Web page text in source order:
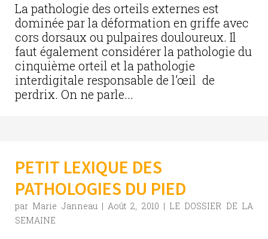
La pathologie des orteils externes est
dominée par la déformation en griffe avec
cors dorsaux ou pulpaires douloureux. Il
faut également considérer la pathologie du
cinquième orteil et la pathologie
interdigitale responsable de l’œil de
perdrix. On ne parle...
PETIT LEXIQUE DES
PATHOLOGIES DU PIED
par Marie Janneau|Août 2, 2010 | LE DOSSIER DE LA
SEMAINE